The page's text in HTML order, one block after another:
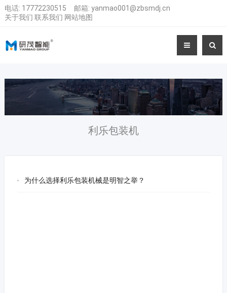
电话: 17772230515 邮箱: yanmao001@zbsmdj.cn
关于我们 联系我们 网站地图
利乐包装机
为什么选择利乐包装机械是明智之举？